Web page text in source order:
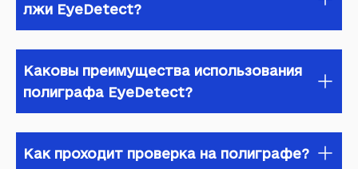
лжи EyeDetect?
статистике, он определяет ложь с
поразительной точностью до 90%. Конечно,
каждый случай индивидуален, но это
действительно один из самых надежных
способов проверки правды.
Каковы преимущества использования
полиграфа EyeDetect?
нужно быть подключенным к датчикам, как это
Как проходит проверка на полиграфе?